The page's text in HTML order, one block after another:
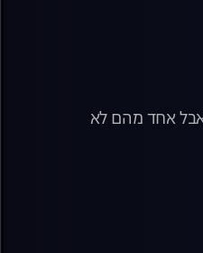
אבל אחד מהם לא